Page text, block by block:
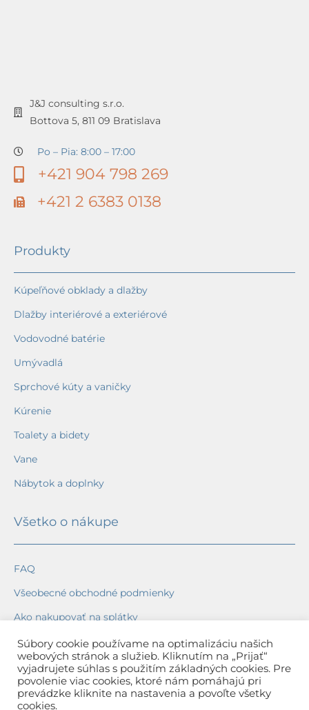
J&J consulting s.r.o.
Bottova 5, 811 09 Bratislava
Po – Pia: 8:00 – 17:00
+421 904 798 269
+421 2 6383 0138
Produkty
Kúpeľňové obklady a dlažby
Dlažby interiérové a exteriérové
Vodovodné batérie
Umývadlá
Sprchové kúty a vaničky
Kúrenie
Toalety a bidety
Vane
Nábytok a doplnky
Všetko o nákupe
FAQ
Všeobecné obchodné podmienky
Ako nakupovať na splátky
Ochrana osobných údajov
Reklamačný poriadok
Spôsob a cena dopravy
Súbory cookie používame na optimalizáciu našich
webových stránok a služieb. Kliknutím na „Prijať“
vyjadrujete súhlas s použitím základných cookies. Pre
povolenie viac cookies, ktoré nám pomáhajú pri
prevádzke kliknite na nastavenia a povoľte všetky
cookies.